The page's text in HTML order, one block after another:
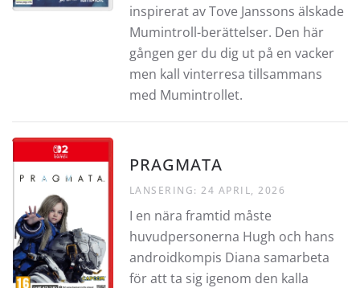
inspirerat av Tove Janssons älskade
Mumintroll-berättelser. Den här
gången ger du dig ut på en vacker
men kall vinterresa tillsammans
med Mumintrollet.
PRAGMATA
LANSERING: 24 APRIL, 2026
I en nära framtid måste
huvudpersonerna Hugh och hans
androidkompis Diana samarbeta
för att ta sig igenom den kalla